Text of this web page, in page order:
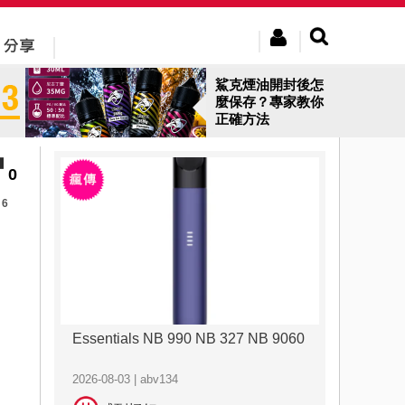
鯊克煙油開封後怎
麼保存？專家教你
正確方法
0
6
Essentials NB 990 NB 327 NB 9060
2026-08-03 | abv134